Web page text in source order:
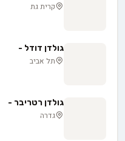
קרית גת
גולדן דודל -
תל אביב
גולדן רטריבר -
גדרה